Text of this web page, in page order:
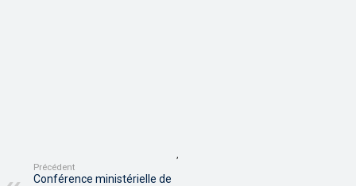
,
Précédent
Conférence ministérielle de